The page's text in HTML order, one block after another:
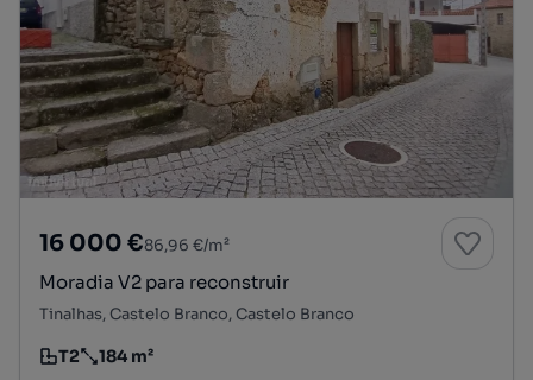
16 000 €86,96 €/m²
Moradia V2 para reconstruir
Tinalhas, Castelo Branco, Castelo Branco
Tipologia
T2
Preço por metro quadrado
184 m²